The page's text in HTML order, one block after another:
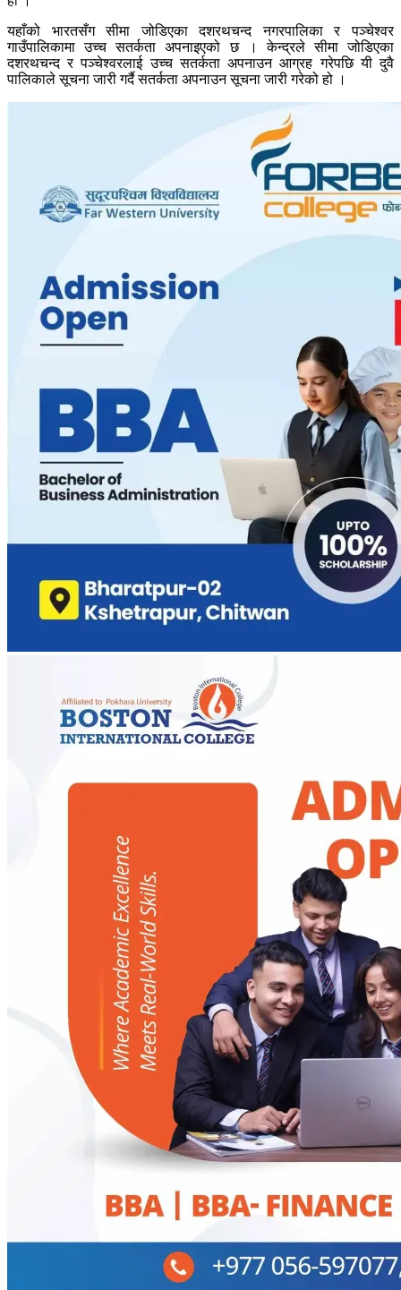
यहाँको भारतसँग सीमा जोडिएका दशरथचन्द नगरपालिका र पञ्चेश्वर
गाउँपालिकामा उच्च सतर्कता अपनाइएको छ । केन्द्रले सीमा जोडिएका
दशरथचन्द र पञ्चेश्वरलाई उच्च सतर्कता अपनाउन आग्रह गरेपछि यी दुवै
पालिकाले सूचना जारी गर्दै सतर्कता अपनाउन सूचना जारी गरेको हो ।